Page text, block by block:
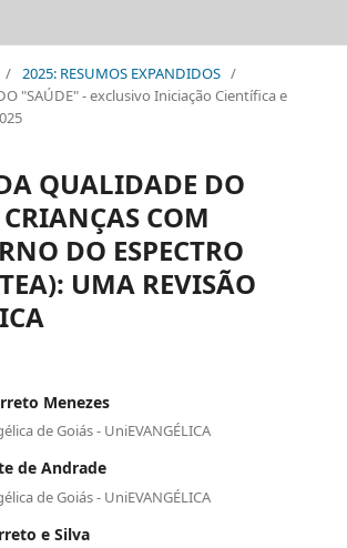
/ 2025: RESUMOS EXPANDIDOS /
"SAÚDE" - exclusivo Iniciação Científica e
QUALIDADE DO
COM
DO ESPECTRO
UMA REVISÃO
Menezes
de Goiás - UniEVANGÉLICA
de Andrade
de Goiás - UniEVANGÉLICA
e Silva